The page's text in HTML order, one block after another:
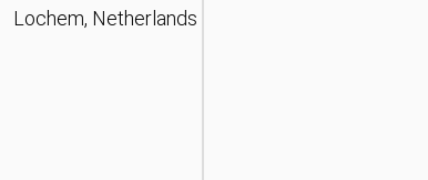
Lochem, Netherlands